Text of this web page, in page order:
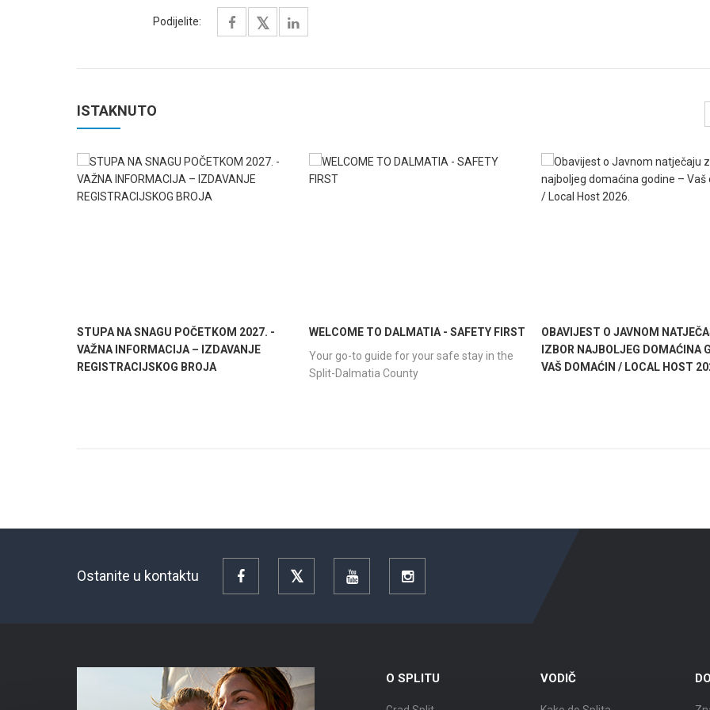
Podijelite:
ISTAKNUTO
STUPA NA SNAGU POČETKOM 2027. -
VAŽNA INFORMACIJA – IZDAVANJE
REGISTRACIJSKOG BROJA
WELCOME TO DALMATIA - SAFETY FIRST
Your go-to guide for your safe stay in the
Split-Dalmatia County
OBAVIJEST O JAVNOM
IZBOR NAJBOLJEG DOMAĆINA
VAŠ DOMAĆIN / LOCAL HOST
Ostanite u kontaktu Facebook YouTube Instagram
O SPLITU VODIČ